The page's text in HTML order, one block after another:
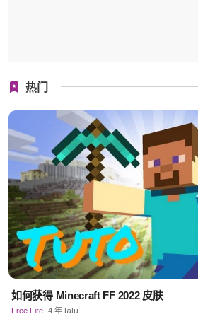
热门
如何获得 Minecraft FF 2022 皮肤
Free Fire 4 年 lalu